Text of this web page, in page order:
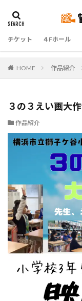
チケット ４Fホール
HOME 作品紹介
３の３えい画大作
作品紹介